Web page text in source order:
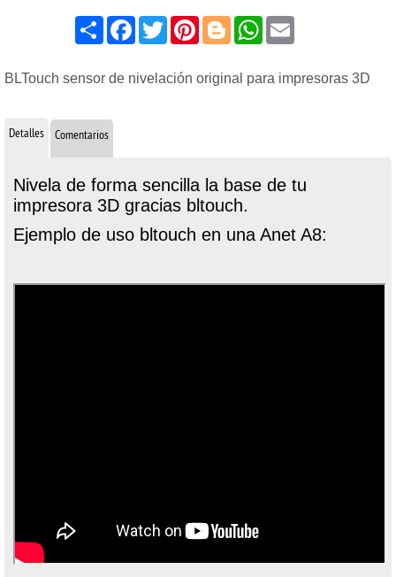
ShareFacebook
TwitterPinterest
BloggerWhatsApp
BLTouch sensor de nivelación original para impresoras 3D
Detalles Comentarios
Nivela de forma sencilla la base de tu
impresora 3D gracias bltouch.
Ejemplo de uso bltouch en una Anet A8: